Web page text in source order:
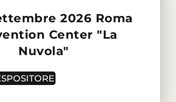
2026 Roma
Center "La
Nuvola"